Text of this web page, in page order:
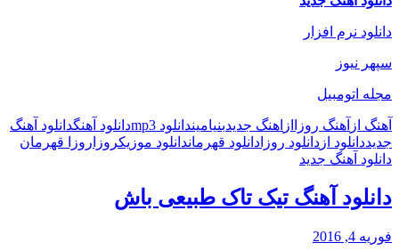
دانلود نرم افزار
سپهر نیوز
مجله اتومبیل
آهنگ از آهنگ روزا از اهنگ جدیدبنیامیندانلود mp3 دانلود آهنگدانلود آهنگ
جدیددانلود از دانلود روزا دانلود قهرماندانلود موزیکروزا روزا قهرمان
دانلود آهنگ جدید
دانلود آهنگ تیک تاک طبیعی باش
فوریه 4, 2016